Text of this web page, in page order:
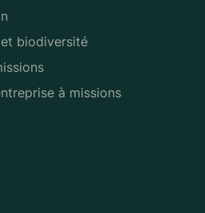
biodiversité
à missions